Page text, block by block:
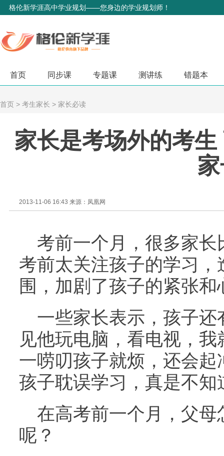
格伦新学涯高中学业规划——您身边的学业规划师！
首页 同步课 专题课 测讲练 错题本
首页 > 考生家长 > 家长必读
家长是考场外的考
2013-11-06 16:43 来源：凤凰网
考前一个月，很多家
考前太关注孩子的学习
围，加剧了孩子的紧张和
一些家长表示，孩子还
见他玩电脑，看电视，
一唠叨孩子就烦，还会
孩子耽误学习，真是不知
在高考前一个月，父
呢？